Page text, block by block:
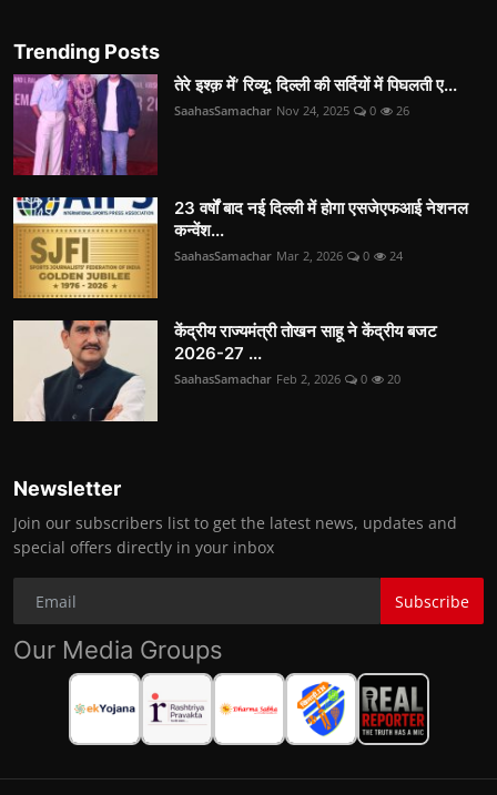
Trending Posts
तेरे इश्क़ में’ रिव्यू: दिल्ली की सर्दियों में पिघलती ए...
SaahasSamachar Nov 24, 2025 0 26
23 वर्षों बाद नई दिल्ली में होगा एसजेएफआई नेशनल
कन्वेंश...
SaahasSamachar Mar 2, 2026 0 24
केंद्रीय राज्यमंत्री तोखन साहू ने केंद्रीय बजट
2026-27 ...
SaahasSamachar Feb 2, 2026 0 20
Newsletter
Join our subscribers list to get the latest news, updates and
special offers directly in your inbox
Subscribe
Our Media Groups